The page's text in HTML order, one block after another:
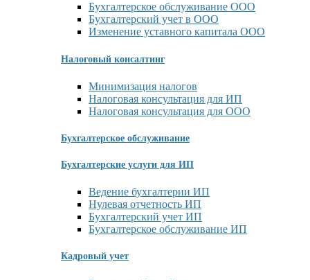
Бухгалтерское обслуживание ООО
Бухгалтерский учет в ООО
Изменение уставного капитала ООО
Налоговый консалтинг
Минимизация налогов
Налоговая консультация для ИП
Налоговая консультация для ООО
Бухгалтерское обслуживание
Бухгалтерские услуги для ИП
Ведение бухгалтерии ИП
Нулевая отчетность ИП
Бухгалтерский учет ИП
Бухгалтерское обслуживание ИП
Кадровый учет